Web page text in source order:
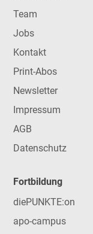
Team
Jobs
Kontakt
Print-Abos
Newsletter
Impressum
AGB
Datenschutz
Fortbildung
diePUNKTE:on
apo-campus